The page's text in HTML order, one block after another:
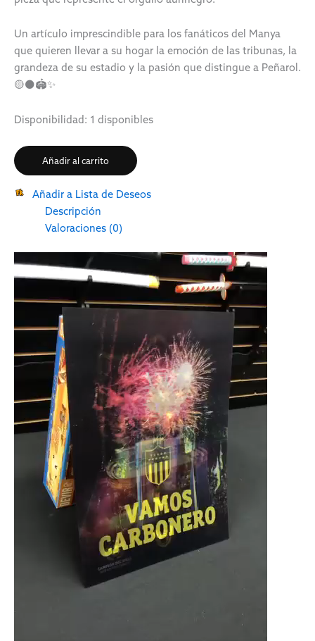
Un artículo imprescindible para los fanáticos del Manya
que quieren llevar a su hogar la emoción de las tribunas, la
grandeza de su estadio y la pasión que distingue a Peñarol.
🟡⚫🏟️✨
Disponibilidad: 1 disponibles
Añadir al carrito
Añadir a Lista de Deseos
Descripción
Valoraciones (0)